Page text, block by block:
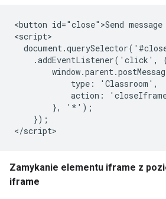
<button id="close">Send
<script>
.addEventListener('click',
            type: 'Classroom',
action:
        }, '*');
    });
Zamykanie elementu iframe z
iframe